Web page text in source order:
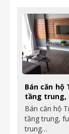
Bán căn hộ
tầng trung,
Bán căn hộ
tầng trung,
trung…